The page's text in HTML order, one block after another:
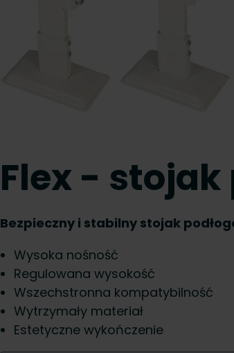
Flex - stojak
Bezpieczny i stabilny stojak
Wysoka nośność
Regulowana wysokość
Wszechstronna kompatybilność
Wytrzymały materiał
Estetyczne wykończenie